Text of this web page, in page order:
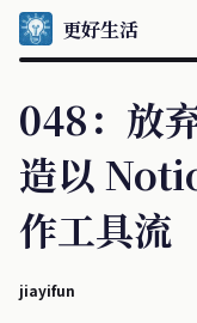
更好生活
048：放
造以
作工具流
jiayifun